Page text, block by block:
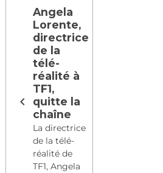
Angela
Lorente,
directrice
de la
télé-
réalité à
TF1,
quitte la
chaîne
La directrice
de la télé-
réalité de
TF1, Angela